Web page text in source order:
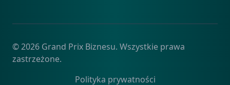
© 2026 Grand Prix Biznesu. Wszystkie prawa
zastrzeżone.
Polityka prywatności